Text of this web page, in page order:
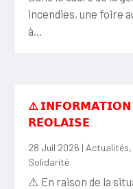
incendies, une foire
à...
⚠️ 𝗜𝗡𝗙𝗢𝗥𝗠𝗔𝗧𝗜𝗢𝗡
𝗥𝗘́𝗢𝗟𝗔𝗜𝗦𝗘
28 Juil 2026 | Actualités,
Solidarité
⚠️ En raison de la